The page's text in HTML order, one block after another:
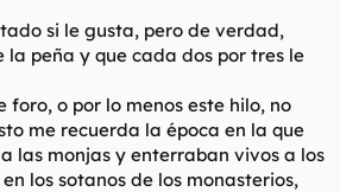
si le gusta, pero de verdad,
la peña y que cada dos por tres le
foro, o por lo menos este hilo, no
me recuerda la época en la que
las monjas y enterraban vivos a los
los sotanos de los monasterios,